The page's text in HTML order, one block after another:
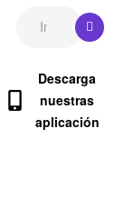
Descarga
nuestras
aplicación